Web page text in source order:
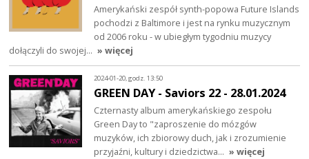
Amerykański zespół synth-popowa Future Islands
pochodzi z Baltimore i jest na rynku muzycznym
od 2006 roku - w ubiegłym tygodniu muzycy
dołączyli do swojej… » więcej
2024-01-20, godz. 13:50
GREEN DAY - Saviors 22 - 28.01.2024
Czternasty album amerykańskiego zespołu
Green Day to "zaproszenie do mózgów
muzyków, ich zbiorowy duch, jak i zrozumienie
przyjaźni, kultury i dziedzictwa… » więcej